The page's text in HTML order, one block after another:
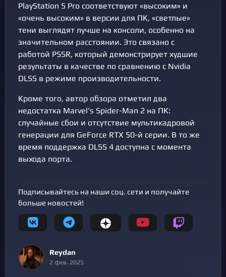
PlayStation 5 Pro соответствуют «высоким» и
«очень высоким» в версии для ПК, «светлые»
тени выглядят лучше на консоли, особенно на
значительном расстоянии. Это связано с
работой PSSR, который демонстрирует худшие
результаты в качестве по сравнению с Nvidia
DLSS в режиме производительности.
Кроме того, автор обзора отметил два
недостатка Marvel’s Spider-Man 2 на ПК:
случайные сбои и отсутствие мультикадровой
генерации для GeForce RTX 50-й серии. В то же
время поддержка DLSS 4 доступна с момента
выхода порта.
Подписывайтесь на наши соц. сети и получайте
больше новостей!
Reydan
2 фев. 2025